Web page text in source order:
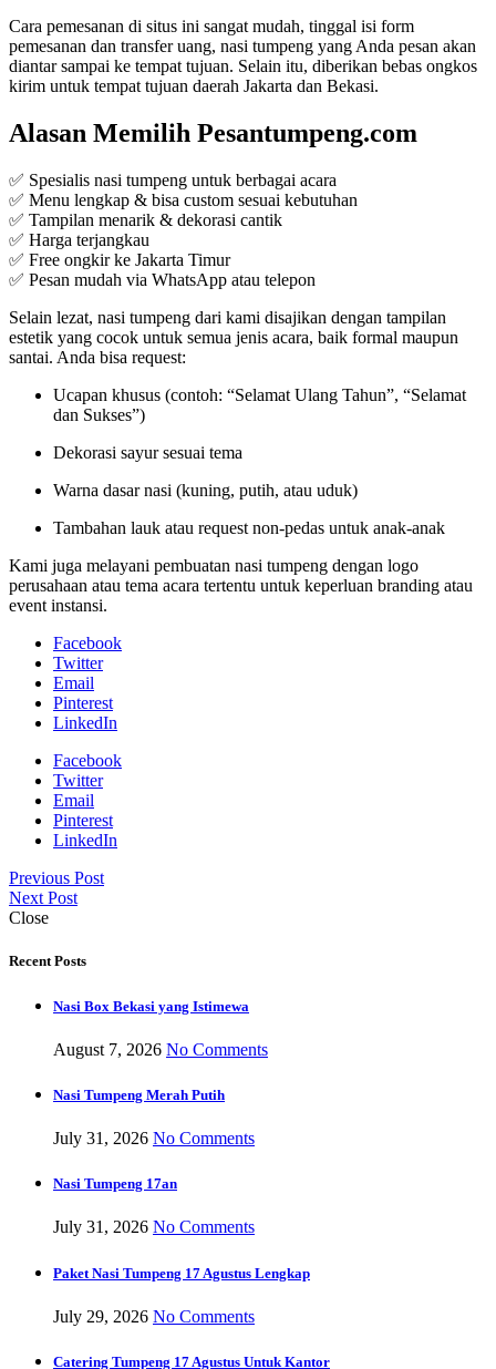
Cara pemesanan di situs ini sangat mudah, tinggal isi form
pemesanan dan transfer uang, nasi tumpeng yang Anda pesan akan
diantar sampai ke tempat tujuan. Selain itu, diberikan bebas ongkos
kirim untuk tempat tujuan daerah Jakarta dan Bekasi.
Alasan Memilih Pesantumpeng.com
✅ Spesialis nasi tumpeng untuk berbagai acara
✅ Menu lengkap & bisa custom sesuai kebutuhan
✅ Tampilan menarik & dekorasi cantik
✅ Harga terjangkau
✅ Free ongkir ke Jakarta Timur
✅ Pesan mudah via WhatsApp atau telepon
Selain lezat, nasi tumpeng dari kami disajikan dengan tampilan
estetik yang cocok untuk semua jenis acara, baik formal maupun
santai. Anda bisa request:
Ucapan khusus (contoh: “Selamat Ulang Tahun”, “Selamat
dan Sukses”)
Dekorasi sayur sesuai tema
Warna dasar nasi (kuning, putih, atau uduk)
Tambahan lauk atau request non-pedas untuk anak-anak
Kami juga melayani pembuatan nasi tumpeng dengan logo
perusahaan atau tema acara tertentu untuk keperluan branding atau
event instansi.
Facebook
Twitter
Email
Pinterest
LinkedIn
Facebook
Twitter
Email
Pinterest
LinkedIn
Previous Post
Next Post
Close
Recent Posts
Nasi Box Bekasi yang Istimewa
August 7, 2026 No Comments
Nasi Tumpeng Merah Putih
July 31, 2026 No Comments
Nasi Tumpeng 17an
July 31, 2026 No Comments
Paket Nasi Tumpeng 17 Agustus Lengkap
July 29, 2026 No Comments
Catering Tumpeng 17 Agustus Untuk Kantor